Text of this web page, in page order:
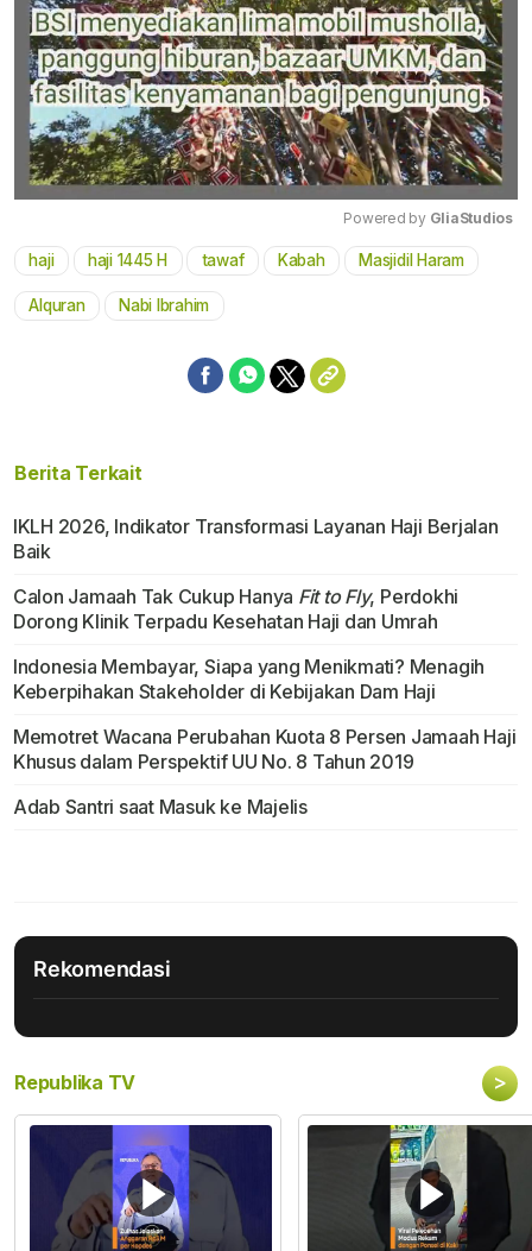
Mute
Powered by GliaStudios
haji haji 1445 H tawaf Kabah Masjidil Haram
Alquran Nabi Ibrahim
Berita Terkait
IKLH 2026, Indikator Transformasi Layanan Haji Berjalan
Baik
Calon Jamaah Tak Cukup Hanya Fit to Fly, Perdokhi
Dorong Klinik Terpadu Kesehatan Haji dan Umrah
Indonesia Membayar, Siapa yang Menikmati? Menagih
Keberpihakan Stakeholder di Kebijakan Dam Haji
Memotret Wacana Perubahan Kuota 8 Persen Jamaah Haji
Khusus dalam Perspektif UU No. 8 Tahun 2019
Adab Santri saat Masuk ke Majelis
Rekomendasi
Republika TV >